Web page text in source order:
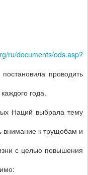
ru/documents/ods.asp?
проводить
года.
Наций выбрала тему
внимание к трущобам и
с целью повышения